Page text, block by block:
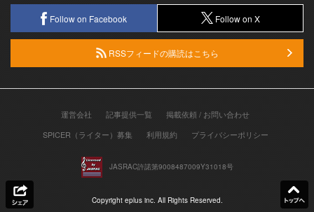
Follow on Facebook Follow on X
RSSフィードの購読はこちら
運営会社 記事提供一覧
掲載依頼 / お問い合わせ
SPICER（ライター）募集
利用規約 プライバシーポリシー
JASRAC許諾第9008487009Y31018号
Copyright eplus inc. All Rights Reserved.